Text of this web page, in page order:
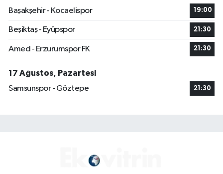
Başakşehir - Kocaelispor
19:00
Beşiktaş - Eyüpspor 21:30
Amed - Erzurumspor FK 21:30
17 Ağustos, Pazartesi
Samsunspor - Göztepe
21:30